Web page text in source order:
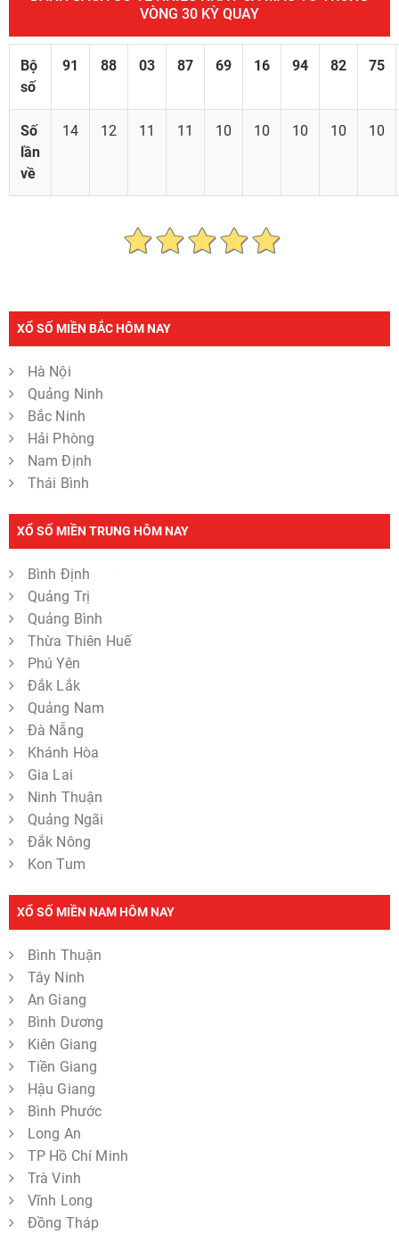
XỔ SỐ MIỀN BẮC HÔM NAY
Hà Nội
Quảng Ninh
Bắc Ninh
Hải Phòng
Nam Định
Thái Bình
XỔ SỐ MIỀN TRUNG HÔM NAY
Bình Định
Quảng Trị
Quảng Bình
Thừa Thiên Huế
Phú Yên
Đắk Lắk
Quảng Nam
Đà Nẵng
Khánh Hòa
Gia Lai
Ninh Thuận
Quảng Ngãi
Đắk Nông
Kon Tum
XỔ SỐ MIỀN NAM HÔM NAY
Bình Thuận
Tây Ninh
An Giang
Bình Dương
Kiên Giang
Tiền Giang
Hậu Giang
Bình Phước
Long An
TP Hồ Chí Minh
Trà Vinh
Vĩnh Long
Đồng Tháp
VÒNG 30 KỲ QUAY
Bộ
số
91 88 03 87 69 16 94 82 75
Số
lần
về
14 12 11 11 10 10 10 10 10